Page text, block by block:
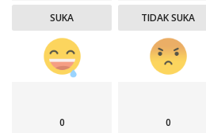
SUKA TIDAK SUKA
0 0